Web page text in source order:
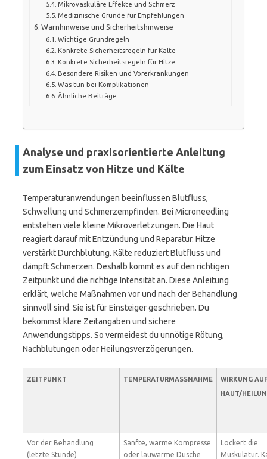
Mikrovaskuläre Effekte und Schmerz
Medizinische Gründe für Empfehlungen
Warnhinweise und Sicherheitshinweise
Wichtige Grundregeln
Konkrete Sicherheitsregeln für Kälte
Konkrete Sicherheitsregeln für Hitze
Besondere Risiken und Vorerkrankungen
Was tun bei Komplikationen
Ähnliche Beiträge:
Analyse und praxisorientierte Anleitung
zum Einsatz von Hitze und Kälte
Temperaturanwendungen beeinflussen Blutfluss,
Schwellung und Schmerzempfinden. Bei Microneedling
entstehen viele kleine Mikroverletzungen. Die Haut
reagiert darauf mit Entzündung und Reparatur. Hitze
verstärkt Durchblutung. Kälte reduziert Blutfluss und
dämpft Schmerzen. Deshalb kommt es auf den richtigen
Zeitpunkt und die richtige Intensität an. Diese Anleitung
erklärt, welche Maßnahmen vor und nach der Behandlung
sinnvoll sind. Sie ist für Einsteiger geschrieben. Du
bekommst klare Zeitangaben und sichere
Anwendungstipps. So vermeidest du unnötige Rötung,
Nachblutungen oder Heilungsverzögerungen.
ZEITPUNKT TEMPERATURMASSNAHME
WIRKUNG AUF
HAUT/
Vor der Behandlung
(letzte Stunde)
Sanfte, warme Kompresse
oder lauwarme Dusche
Lockert die
Muskulatur.